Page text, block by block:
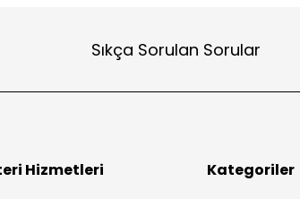
Sıkça Sorulan Sorular
Hizmetleri Kategoriler